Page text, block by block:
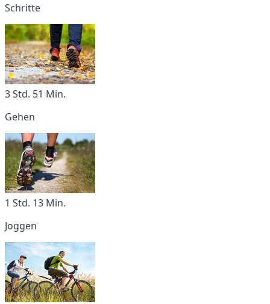
Schritte
3 Std. 51 Min.
Gehen
1 Std. 13 Min.
Joggen